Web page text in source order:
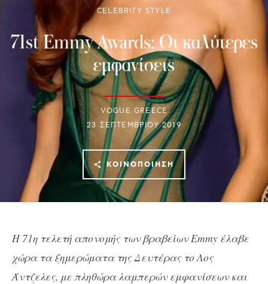
CELEBRITY STYLE
71st Emmy Awards: Oι καλύτερες
εμφανίσεις
VOGUE GREECE
23 ΣΕΠΤΕΜΒΡΊΟΥ 2019
ΚΟΙΝΟΠΟΊΗΣΗ
Η 71η τελετή απονομής των βραβείων Emmy έλαβε
χώρα τα ξημερώματα της Δευτέρας το Λος
Άντζελες, με πληθώρα λαμπερών εμφανίσεων και